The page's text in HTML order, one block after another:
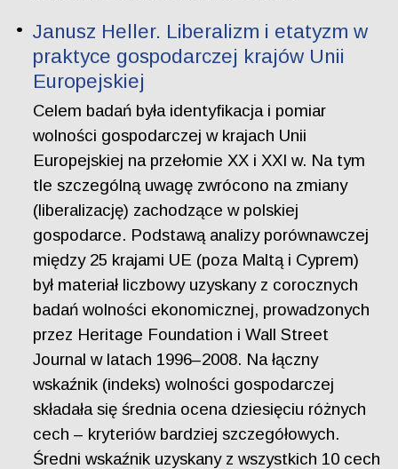
Janusz Heller. Liberalizm i etatyzm w
praktyce gospodarczej krajów Unii
Europejskiej
Celem badań była identyfikacja i pomiar
wolności gospodarczej w krajach Unii
Europejskiej na przełomie XX i XXI w. Na tym
tle szczególną uwagę zwrócono na zmiany
(liberalizację) zachodzące w polskiej
gospodarce. Podstawą analizy porównawczej
między 25 krajami UE (poza Maltą i Cyprem)
był materiał liczbowy uzyskany z corocznych
badań wolności ekonomicznej, prowadzonych
przez Heritage Foundation i Wall Street
Journal w latach 1996–2008. Na łączny
wskaźnik (indeks) wolności gospodarczej
składała się średnia ocena dziesięciu różnych
cech – kryteriów bardziej szczegółowych.
Średni wskaźnik uzyskany z wszystkich 10 cech